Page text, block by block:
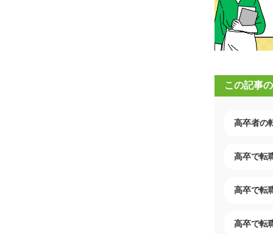
この記事
高卒者の
高卒で転
高卒で転
高卒で転